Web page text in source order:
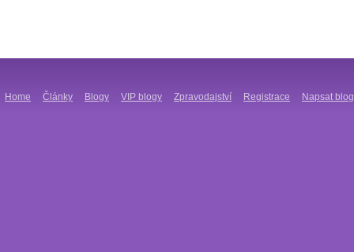
Home Články Blogy VIP blogy Zpravodajství Registrace Napsat blog